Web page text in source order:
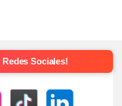
Sociales!